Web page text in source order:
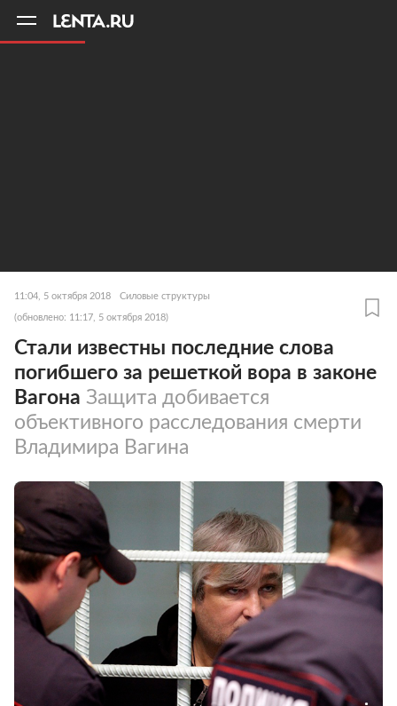
11:04, 5 октября 2018 Силовые структуры
(обновлено: 11:17, 5 октября 2018)
Стали известны последние слова
погибшего за решеткой вора в законе
Вагона Защита добивается
объективного расследования смерти
Владимира Вагина